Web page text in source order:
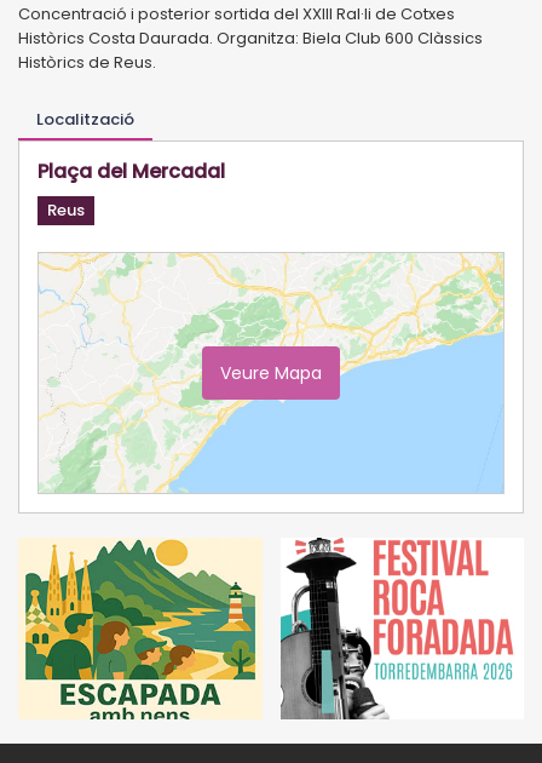
Concentració i posterior sortida del XXIII Ral·li de Cotxes
Històrics Costa Daurada. Organitza: Biela Club 600 Clàssics
Històrics de Reus.
Localització
Plaça del Mercadal
Reus
Veure Mapa